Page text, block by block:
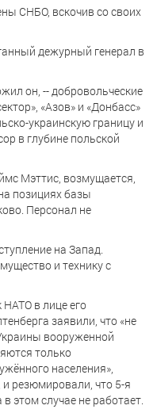
СНБО, вскочив со своих
дежурный генерал в
он, -- добровольческие
«Азов» и «Донбасс»
украинскую границу и
в глубине польской
Мэттис, возмущается,
позициях базы
Персонал не
на Запад.
и технику с
в лице его
заявили, что «не
вооруженной
только
населения»,
резюмировали, что 5-я
этом случае не работает.